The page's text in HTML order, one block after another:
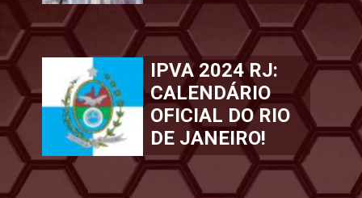
IPVA 2024 RJ:
CALENDÁRIO
OFICIAL DO RIO
DE JANEIRO!